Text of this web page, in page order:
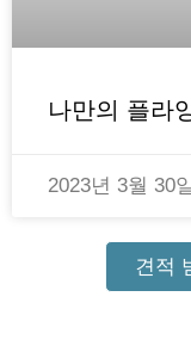
나만의 플라
2023년 3월 30일
견적